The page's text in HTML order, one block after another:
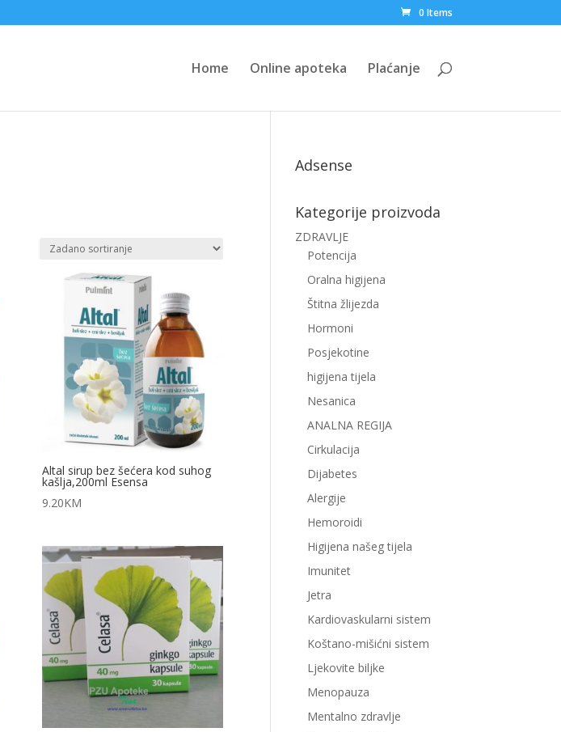
0 Items
Home Online apoteka Plaćanje
Altal sirup bez šećera kod suhog
kašlja,200ml Esensa
9.20KM
Adsense
Kategorije proizvoda
ZDRAVLJE
Potencija
Oralna higijena
Štitna žlijezda
Hormoni
Posjekotine
higijena tijela
Nesanica
ANALNA REGIJA
Cirkulacija
Dijabetes
Alergije
Hemoroidi
Higijena našeg tijela
Imunitet
Jetra
Kardiovaskularni sistem
Koštano-mišićni sistem
Ljekovite biljke
Menopauza
Mentalno zdravlje